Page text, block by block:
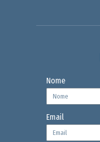
Nome
Email